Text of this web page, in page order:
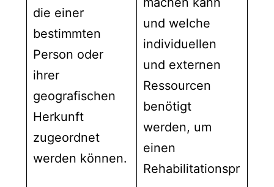
die einer
bestimmten
Person oder
ihrer
geografischen
Herkunft
zugeordnet
werden können.
und welche
individuellen
und externen
Ressourcen
benötigt
werden, um
einen
Rehabilitationspr